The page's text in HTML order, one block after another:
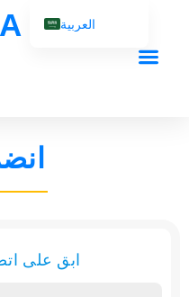
ابق على
العربية